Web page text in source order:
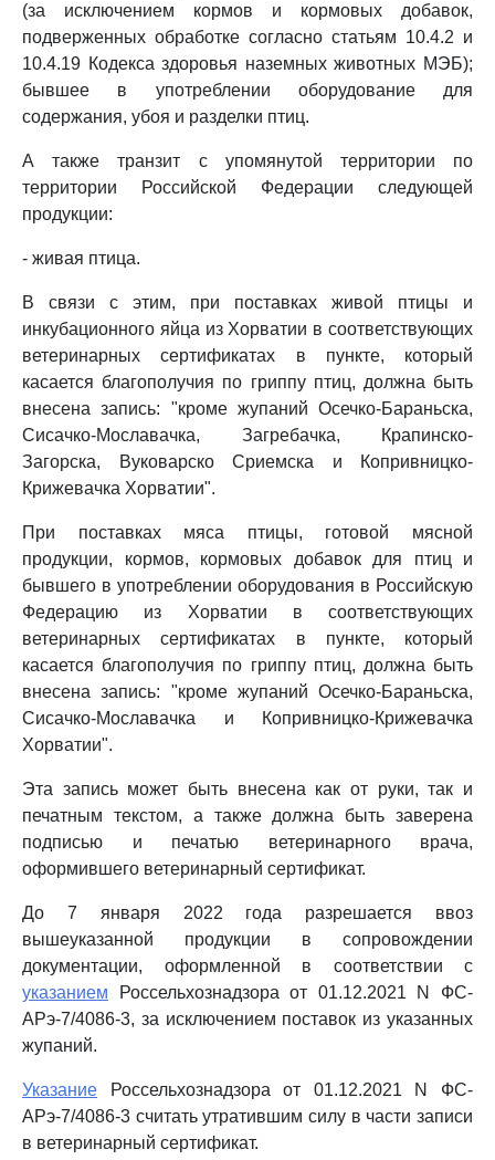
(за исключением кормов и кормовых добавок,
подверженных обработке согласно статьям 10.4.2 и
10.4.19 Кодекса здоровья наземных животных МЭБ);
бывшее в употреблении оборудование для
содержания, убоя и разделки птиц.
А также транзит с упомянутой территории по
территории Российской Федерации следующей
продукции:
- живая птица.
В связи с этим, при поставках живой птицы и
инкубационного яйца из Хорватии в соответствующих
ветеринарных сертификатах в пункте, который
касается благополучия по гриппу птиц, должна быть
внесена запись: "кроме жупаний Осечко-Бараньска,
Сисачко-Мославачка, Загребачка, Крапинско-
Загорска, Вуковарско Сриемска и Копривницко-
Крижевачка Хорватии".
При поставках мяса птицы, готовой мясной
продукции, кормов, кормовых добавок для птиц и
бывшего в употреблении оборудования в Российскую
Федерацию из Хорватии в соответствующих
ветеринарных сертификатах в пункте, который
касается благополучия по гриппу птиц, должна быть
внесена запись: "кроме жупаний Осечко-Бараньска,
Сисачко-Мославачка и Копривницко-Крижевачка
Хорватии".
Эта запись может быть внесена как от руки, так и
печатным текстом, а также должна быть заверена
подписью и печатью ветеринарного врача,
оформившего ветеринарный сертификат.
До 7 января 2022 года разрешается ввоз
вышеуказанной продукции в сопровождении
документации, оформленной в соответствии с
указанием Россельхознадзора от 01.12.2021 N ФС-
АРэ-7/4086-3, за исключением поставок из указанных
жупаний.
Указание Россельхознадзора от 01.12.2021 N ФС-
АРэ-7/4086-3 считать утратившим силу в части записи
в ветеринарный сертификат.